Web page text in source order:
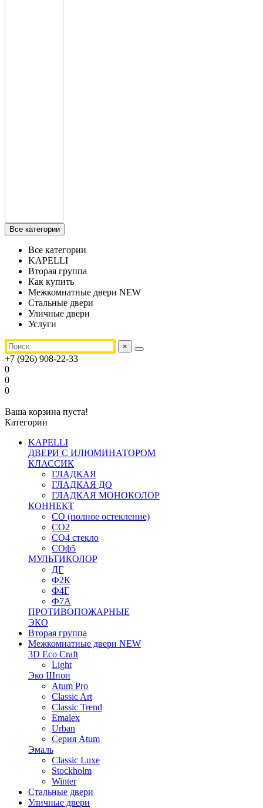
Все категории
Все категории
KAPELLI
Вторая группа
Как купить
Межкомнатные двери NEW
Стальные двери
Уличные двери
Услуги
×
+7 (926) 908-22-33
0
0
0
Ваша корзина пуста!
Категории
KAPELLI
ДВЕРИ С ИЛЮМИНАТОРОМ
КЛАССИК
ГЛАДКАЯ
ГЛАДКАЯ ДО
ГЛАДКАЯ МОНОКОЛОР
КОННЕКТ
СО (полное остекление)
СО2
СО4 стекло
СОф5
МУЛЬТИКОЛОР
ДГ
Ф2К
Ф4Г
Ф7А
ПРОТИВОПОЖАРНЫЕ
ЭКО
Вторая группа
Межкомнатные двери NEW
3D Eco Craft
Light
Эко Шпон
Atum Pro
Classic Art
Classic Trend
Emalex
Urban
Серия Atum
Эмаль
Classic Luxe
Stockholm
Winter
Стальные двери
Уличные двери